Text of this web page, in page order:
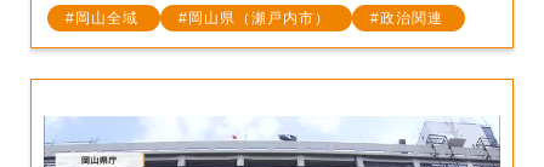
岡山全域
岡山県（瀬戸内市） 政治関連